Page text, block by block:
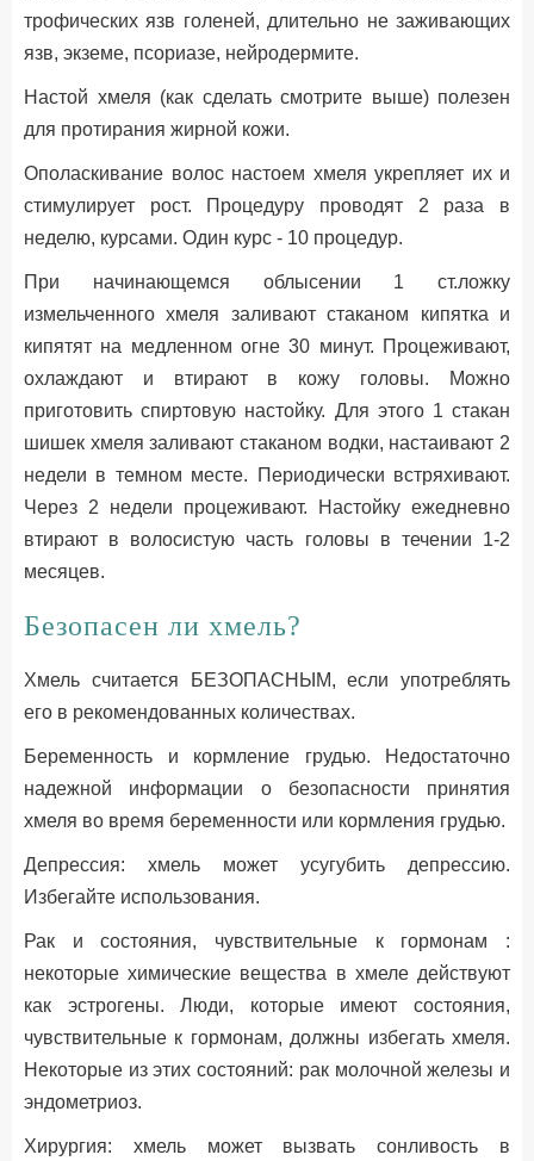
трофических язв голеней, длительно не заживающих
язв, экземе, псориазе, нейродермите.
Настой хмеля (как сделать смотрите выше) полезен
для протирания жирной кожи.
Ополаскивание волос настоем хмеля укрепляет их и
стимулирует рост. Процедуру проводят 2 раза в
неделю, курсами. Один курс - 10 процедур.
При начинающемся облысении 1 ст.ложку
измельченного хмеля заливают стаканом кипятка и
кипятят на медленном огне 30 минут. Процеживают,
охлаждают и втирают в кожу головы. Можно
приготовить спиртовую настойку. Для этого 1 стакан
шишек хмеля заливают стаканом водки, настаивают 2
недели в темном месте. Периодически встряхивают.
Через 2 недели процеживают. Настойку ежедневно
втирают в волосистую часть головы в течении 1-2
месяцев.
Безопасен ли хмель?
Хмель считается БЕЗОПАСНЫМ, если употреблять
его в рекомендованных количествах.
Беременность и кормление грудью. Недостаточно
надежной информации о безопасности принятия
хмеля во время беременности или кормления грудью.
Депрессия: хмель может усугубить депрессию.
Избегайте использования.
Рак и состояния, чувствительные к гормонам :
некоторые химические вещества в хмеле действуют
как эстрогены. Люди, которые имеют состояния,
чувствительные к гормонам, должны избегать хмеля.
Некоторые из этих состояний: рак молочной железы и
эндометриоз.
Хирургия: хмель может вызвать сонливость в